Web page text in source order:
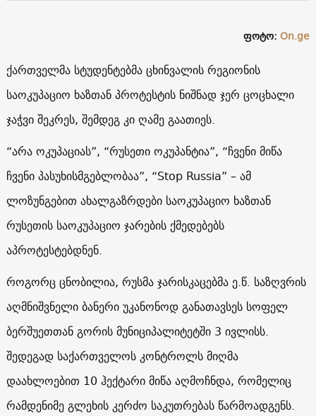
ფოტო:On.ge
ქართველმა სტუდენტებმა ცხინვალის რეგიონის
საოკუპაციო ხაზთან პროტესტის ნიშნად ჯერ ცოცხალი
ჯაჭვი შეკრეს, შემდეგ კი ღამე გაათიეს.
“არა ოკუპაციას”, “რუსეთი ოკუპანტია”, “ჩვენი მიწა
ჩვენი პასუხისმგებლობაა”, “Stop Russia” – ამ
ლოზუნგებით ახალგაზრდები საოკუპაციო ხაზთან
რუსეთის საოკუპაციო ჯარების ქმედებებს
აპროტესტებდნენ.
როგორც ცნობილია, რუსმა ჯარისკაცებმა ე.წ. საზღვრის
აღმნიშვნელი ბანერი უკანონოდ განათავსეს სოფელ
ბერშუეთთან გორის მუნიციპალიტეტში 3 ივლისს.
შედეგად საქართველოს კონტროლს მიღმა
დაახლოებით 10 ჰექტარი მიწა აღმოჩნდა, რომელიც
რამდენიმე გლეხის კერძო საკუთრებას წარმოადგენს.